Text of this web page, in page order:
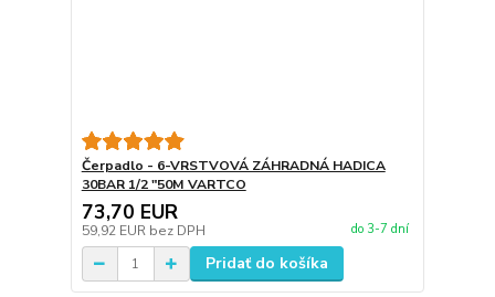
Čerpadlo - 6-VRSTVOVÁ ZÁHRADNÁ HADICA
30BAR 1/2 "50M VARTCO
73,70 EUR
59,92 EUR bez DPH do 3-7 dní
Pridať do košíka